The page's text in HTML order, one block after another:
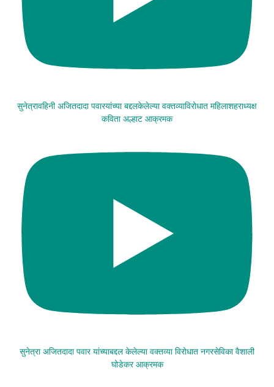
सुनेत्रावहिनी अजितदादा पवारयांच्या बद्दलकेलेल्या वक्तव्याविरोधात महिलाशहराध्यक्ष
कविता अल्हाट आक्रमक
सुनेत्रा अजितदादा पवार यांच्याबद्दल केलेल्या वक्तव्या विरोधात नगरसेविका वैशाली
घोडेकर आक्रमक